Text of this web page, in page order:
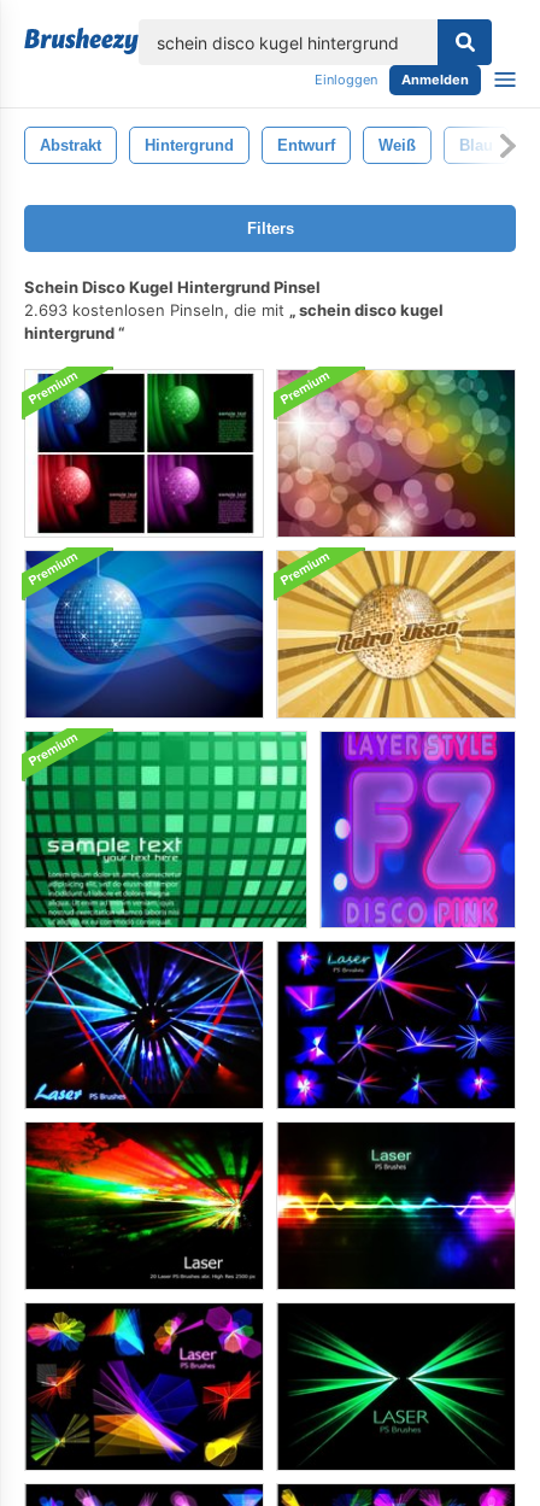
Einloggen Anmelden
Abstrakt Hintergrund Entwurf Weiß Blau
Filters
Schein Disco Kugel Hintergrund Pinsel
2.693 kostenlosen Pinseln, die mit
schein disco kugel
hintergrund